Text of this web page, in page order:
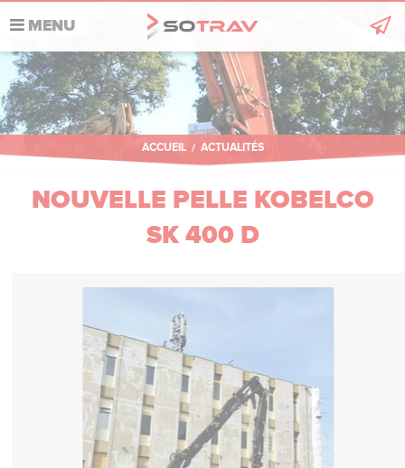
MENU
Sotrav
Nos domaines
Actualités
Recrutement
Développement durable
ACCUEIL/ ACTUALITÉS
NOUVELLE PELLE KOBELCO
SK 400 D